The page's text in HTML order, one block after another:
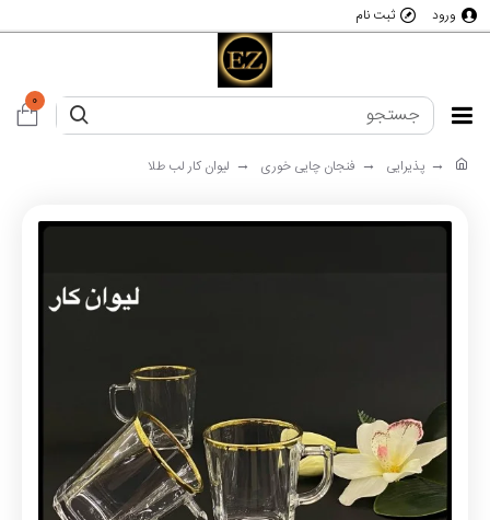
ورود ثبت نام
0
پذیرایی فنجان چایی خوری لیوان کار لب طلا